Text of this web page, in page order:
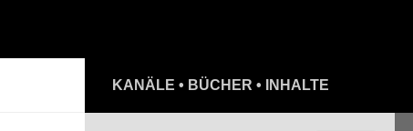
KANÄLE • BÜCHER • INHALTE